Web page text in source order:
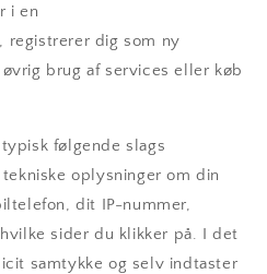
i en
registrerer dig som ny
brug af services eller køb
følgende slags
oplysninger om din
dit IP-nummer,
sider du klikker på. I det
samtykke og selv indtaster